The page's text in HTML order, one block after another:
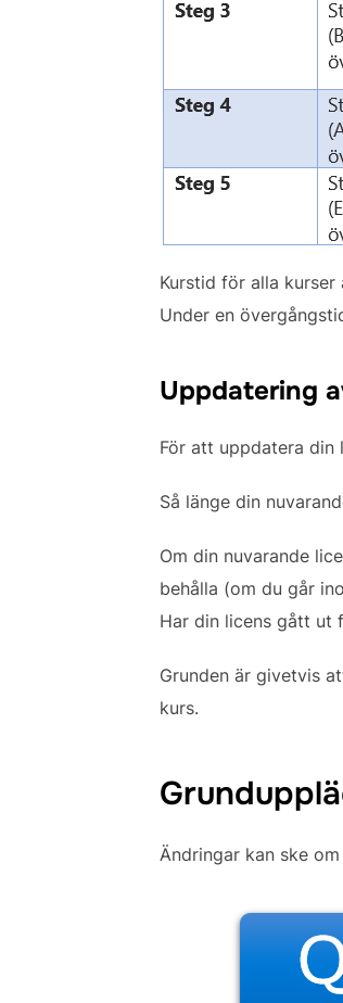
Kurstid för alla
Under en
Uppdatering
För att uppdatera din
Så länge din
Om din nuvarande
behålla (om du går
Har din licens gått ut
Grunden är givetvis
kurs.
Ändringar kan ske